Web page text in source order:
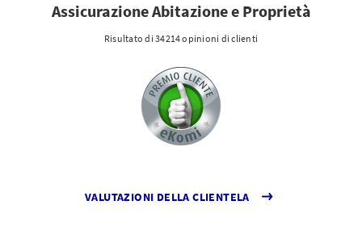
Assicurazione Abitazione e Proprietà
Risultato di 34214 opinioni di clienti
VALUTAZIONI DELLA CLIENTELA